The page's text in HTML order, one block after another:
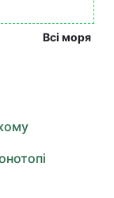
Всі моря